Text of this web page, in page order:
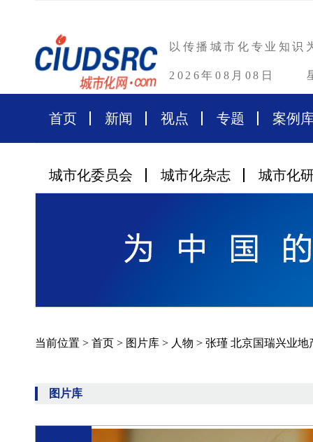
以传播城市化专业知识
2026年08月08日
首页 新闻 视点 专题 案例
城市化委员会 城市化杂志 城市化
当前位置 > 首页 > 图片库 > 人物 > 张瑾 北京国瑞兴业
图片库